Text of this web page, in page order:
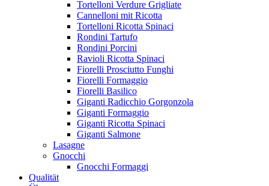
Tortelloni Verdure Grigliate
Cannelloni mit Ricotta
Tortelloni Ricotta Spinaci
Rondini Tartufo
Rondini Porcini
Ravioli Ricotta Spinaci
Fiorelli Prosciutto Funghi
Fiorelli Formaggio
Fiorelli Basilico
Giganti Radicchio Gorgonzola
Giganti Formaggio
Giganti Ricotta Spinaci
Giganti Salmone
Lasagne
Gnocchi
Gnocchi Formaggi
Qualität